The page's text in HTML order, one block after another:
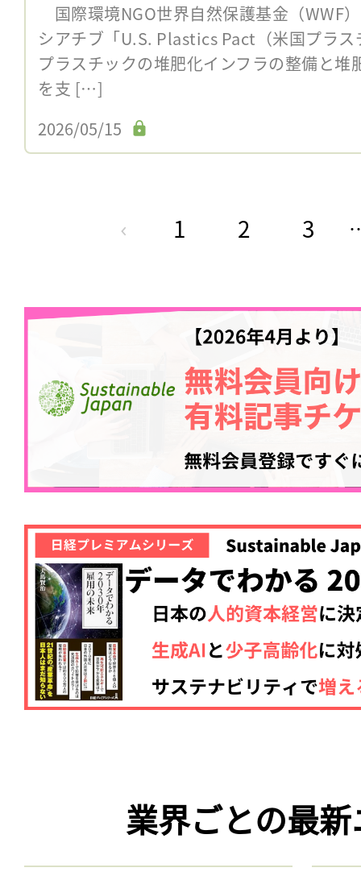
国際環境NGO世界自然保護基金（WWF
シアチブ「U.S. Plastics Pact（米国プラ
プラスチックの堆肥化インフラの整備と
を支 […]
2026/05/15
1 2 3
業界ごとの最